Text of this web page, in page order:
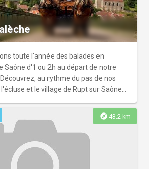
toute l'année des balades en
Saône d'1 ou 2h au départ de notre
au rythme du pas de nos
et le village de Rupt sur Saône
aux poussettes et personnes à
adaptés à la saison. Tous les
RÉSERVATION uniquement.
explore 43.2 km